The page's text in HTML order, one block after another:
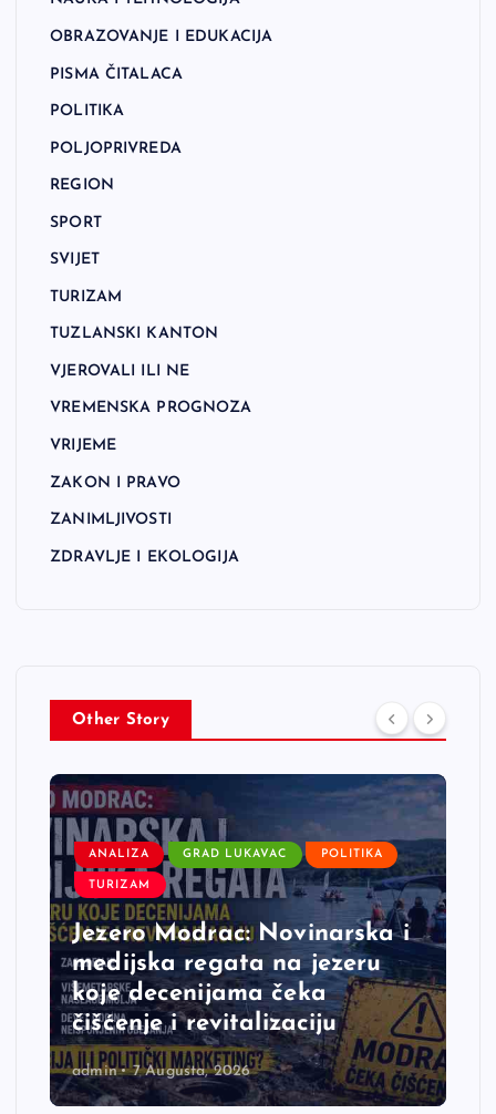
OBRAZOVANJE I EDUKACIJA
PISMA ČITALACA
POLITIKA
POLJOPRIVREDA
REGION
SPORT
SVIJET
TURIZAM
TUZLANSKI KANTON
VJEROVALI ILI NE
VREMENSKA PROGNOZA
VRIJEME
ZAKON I PRAVO
ZANIMLJIVOSTI
ZDRAVLJE I EKOLOGIJA
Other Story
ANALIZA GRAD LUKAVAC POLITIKA
TURIZAM
Jezero Modrac: Novinarska i
medijska regata na jezeru
koje decenijama čeka
čišćenje i revitalizaciju
admin 7 Augusta, 2026